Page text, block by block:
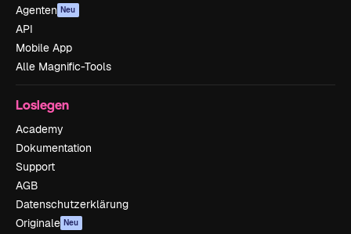
Agenten Neu
API
Mobile App
Alle Magnific-Tools
Loslegen
Academy
Dokumentation
Support
AGB
Datenschutzerklärung
Originale Neu